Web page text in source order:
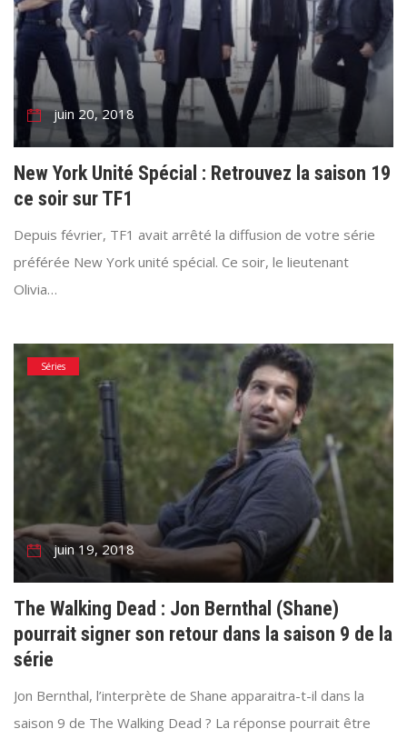
juin 20, 2018
New York Unité Spécial : Retrouvez la saison 19
ce soir sur TF1
Depuis février, TF1 avait arrêté la diffusion de votre série
préférée New York unité spécial. Ce soir, le lieutenant
Olivia…
juin 19, 2018
Séries
The Walking Dead : Jon Bernthal (Shane)
pourrait signer son retour dans la saison 9 de la
série
Jon Bernthal, l’interprète de Shane apparaitra-t-il dans la
saison 9 de The Walking Dead ? La réponse pourrait être